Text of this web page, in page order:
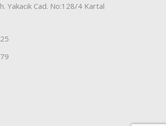
Yakacık Cad. No:128/4 Kartal